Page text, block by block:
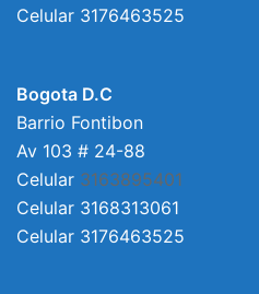
Celular 3176463525
Bogota D.C
Barrio Fontibon
Av 103 # 24-88
Celular 3163895401
Celular 3168313061
Celular 3176463525